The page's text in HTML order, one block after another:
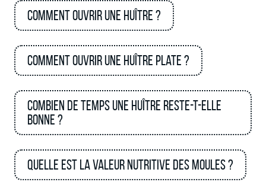
Comment ouvrir une huître ?
Comment ouvrir une huître plate ?
Combien de temps une huître reste-t-elle
bonne ?
Quelle est la valeur nutritive des moules ?